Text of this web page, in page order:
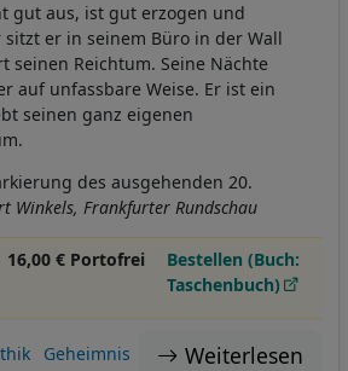
gut aus, ist gut erzogen und
er in seinem Büro in der Wall
seinen Reichtum. Seine Nächte
auf unfassbare Weise. Er ist ein
seinen ganz eigenen
des ausgehenden 20.
Winkels, Frankfurter Rundschau
16,00 € Portofrei
Bestellen (Buch:
Taschenbuch)
Weiterlesen
Geheimnis